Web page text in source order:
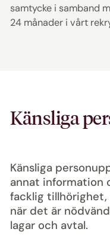
samtycke i samband
24 månader i vårt
Känsliga
Känsliga
annat information
facklig tillhörighet,
när det är
lagar och avtal.